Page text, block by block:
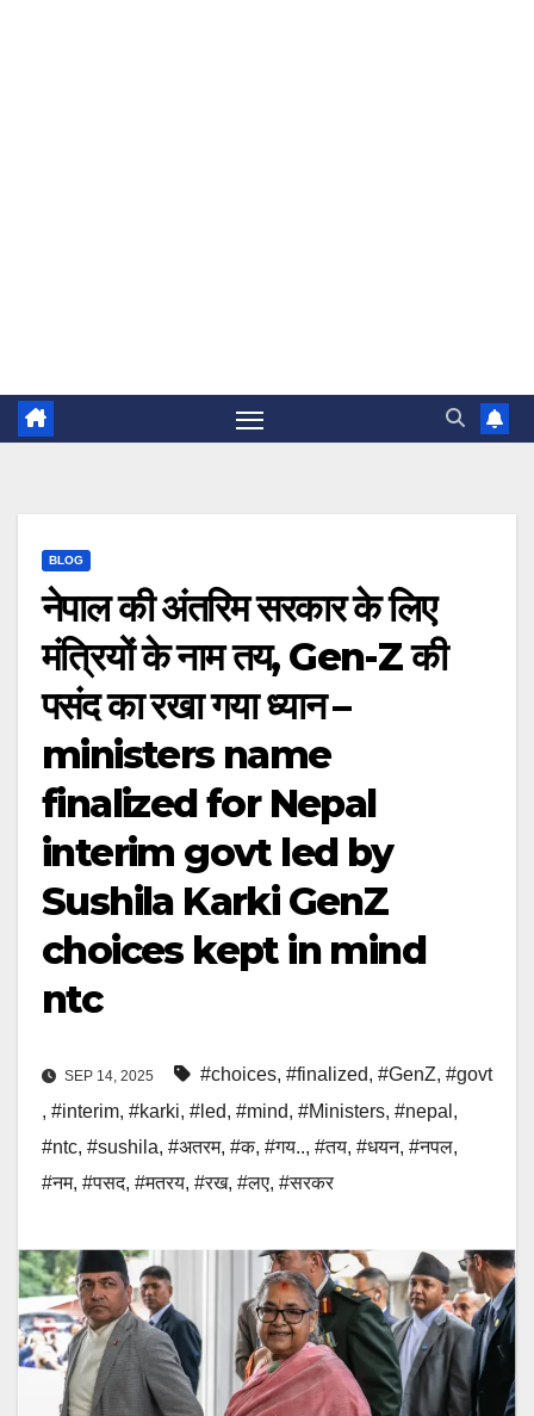
BLOG
नेपाल की अंतरिम सरकार के लिए
मंत्रियों के नाम तय, Gen-Z की
पसंद का रखा गया ध्यान –
ministers name
finalized for Nepal
interim govt led by
Sushila Karki GenZ
choices kept in mind
ntc
SEP 14, 2025 #choices, #finalized, #GenZ, #govt
, #interim, #karki, #led, #mind, #Ministers, #nepal ,
#ntc, #sushila, #अतरम, #क, #गय.., #तय, #धयन, #नपल,
#नम, #पसद, #मतरय, #रख, #लए, #सरकर